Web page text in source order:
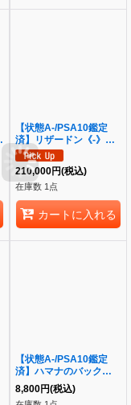
【状態A-/PSA10鑑定
済】リザードン《-》
{075/XY-P}[-]
210,000円(税込)
在庫数 1点
カートに入れる
【状態A-/PSA10鑑定
済】ハマナのバックアッ
プ《SR》{116/100}[そ
の他]
8,800円(税込)